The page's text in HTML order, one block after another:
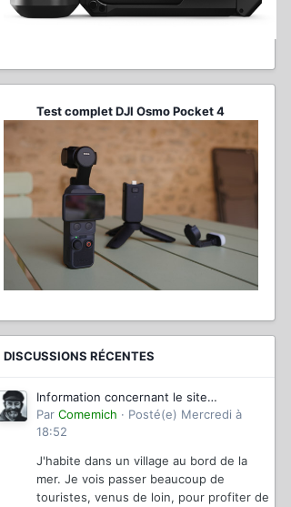
Test complet DJI Osmo Pocket 4
DISCUSSIONS RÉCENTES
Information concernant le site
magazinevideo
Par Comemich · Posté(e) Mercredi à
18:52
J'habite dans un village au bord de la
mer. Je vois passer beaucoup de
touristes, venus de loin, pour profiter de